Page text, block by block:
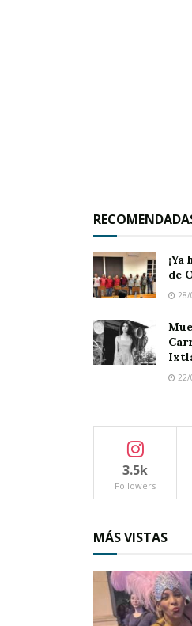
gobierno municipal
gastos generados, de
propietarios solo
225 pesos
de
28/
22/
3.5k
Followers
MÁS VISTAS